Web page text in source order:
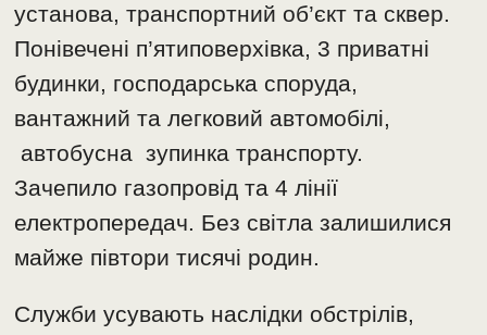
установа, транспортний об’єкт та сквер.
Понівечені п’ятиповерхівка, 3 приватні
будинки, господарська споруда,
вантажний та легковий автомобілі,
автобусна зупинка транспорту.
Зачепило газопровід та 4 лінії
електропередач. Без світла залишилися
майже півтори тисячі родин.
Служби усувають наслідки обстрілів,